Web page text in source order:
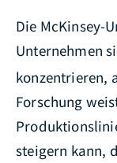
Die McKinsey-
Unternehmen
konzentrieren,
Forschung
steigern kann,